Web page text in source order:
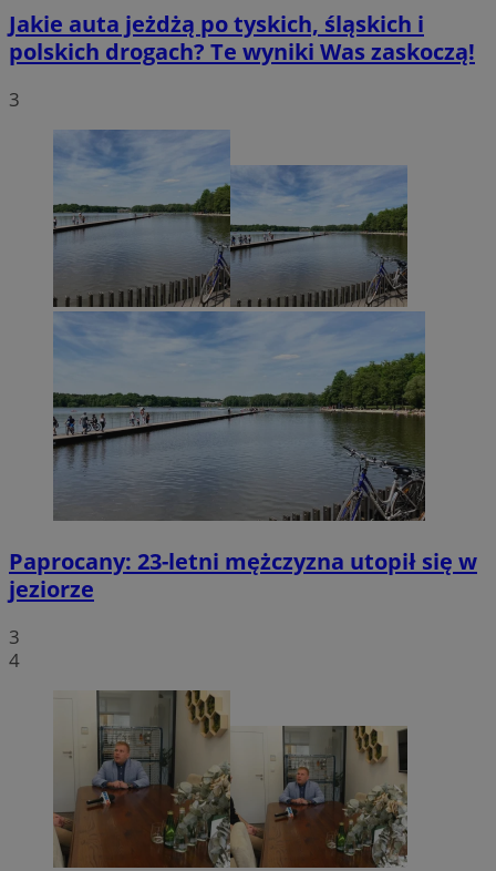
Jakie auta jeżdżą po tyskich, śląskich i
polskich drogach? Te wyniki Was zaskoczą!
3
Paprocany: 23-letni mężczyzna utopił się w
jeziorze
3
4